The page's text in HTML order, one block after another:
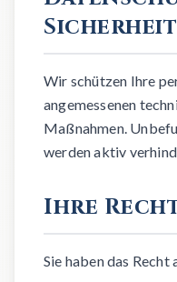
Sicherheit
Wir schützen Ihre
angemessenen
Maßnahmen.
werden aktiv
Ihre
Sie haben das Recht